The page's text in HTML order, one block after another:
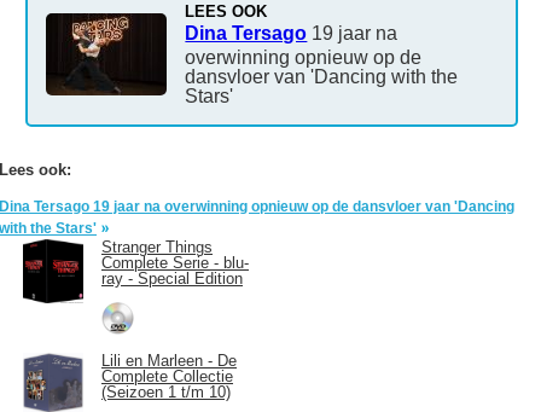
LEES OOK
Dina Tersago 19 jaar na
overwinning opnieuw op de
dansvloer van 'Dancing with the
Stars'
Lees ook:
Dina Tersago 19 jaar na overwinning opnieuw op de dansvloer van 'Dancing
with the Stars'
Stranger Things
Complete Serie - blu-
ray - Special Edition
Lili en Marleen - De
Complete Collectie
(Seizoen 1 t/m 10)